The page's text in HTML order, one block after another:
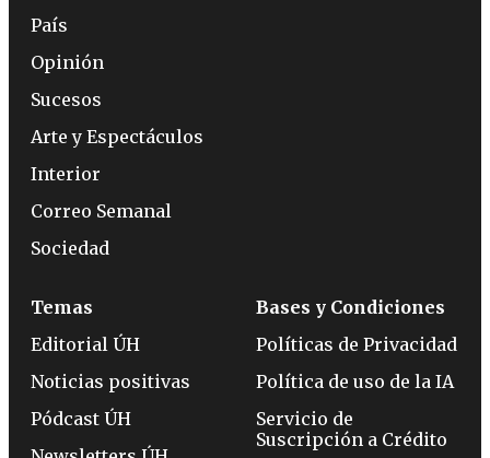
País
Opinión
Sucesos
Arte y Espectáculos
Interior
Correo Semanal
Sociedad
Temas
Editorial ÚH
Noticias positivas
Pódcast ÚH
Bases y Condiciones
Políticas de Privacidad
Política de uso de la IA
Servicio de
Suscripción a Crédito